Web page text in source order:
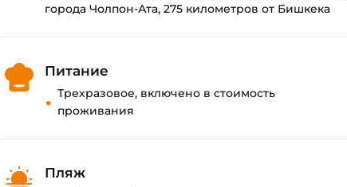
города Чолпон-Ата, 275 километров от Бишкека
Питание
Трехразовое, включено в стоимость
проживания
Пляж